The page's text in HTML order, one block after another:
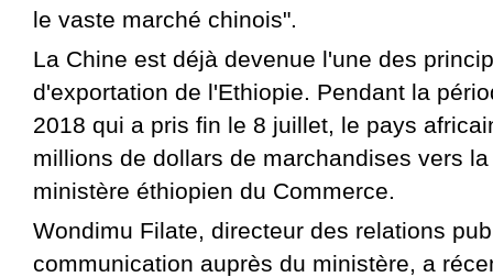
le vaste marché chinois".
La Chine est déjà devenue l'une des
d'exportation de l'Ethiopie. Pendant la
2018 qui a pris fin le 8 juillet, le pays
millions de dollars de marchandises vers
ministère éthiopien du Commerce.
Wondimu Filate, directeur des relations
communication auprès du ministère, a